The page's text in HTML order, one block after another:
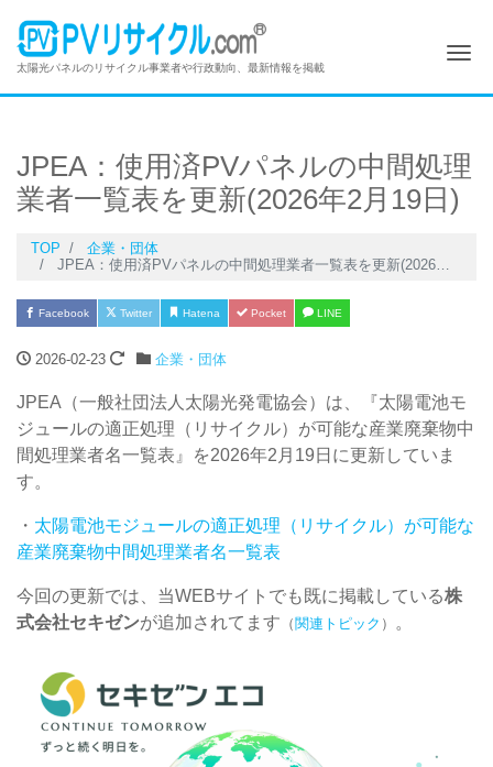
太陽光パネルのリサイクル事業者や行政動向、最新情報を掲載
JPEA：使用済PVパネルの中間処理
業者一覧表を更新(2026年2月19日)
TOP
企業・団体
JPEA：使用済PVパネルの中間処理業者一覧表を更新(2026年2月19日)
Facebook Twitter Hatena Pocket LINE
2026-02-23 企業・団体
JPEA（一般社団法人太陽光発電協会）は、『太陽電池モ
ジュールの適正処理（リサイクル）が可能な産業廃棄物中
間処理業者名一覧表』を2026年2月19日に更新していま
す。
・ 太陽電池モジュールの適正処理（リサイクル）が可能な
産業廃棄物中間処理業者名一覧表
今回の更新では、当WEBサイトでも既に掲載している株
式会社セキゼンが追加されてます （関連トピック ） 。